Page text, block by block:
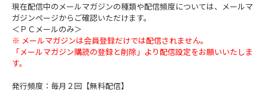
現在配信中のメールマガジンの種類や配信頻度については、メールマ
ガジンページからご確認いただけます。
＜ＰＣメールのみ＞
※ メールマガジンは会員登録だけでは配信されません。
「メールマガジン購読の登録と削除」より配信設定をお願いいたしま
す。
発行頻度：毎月２回【無料配信】